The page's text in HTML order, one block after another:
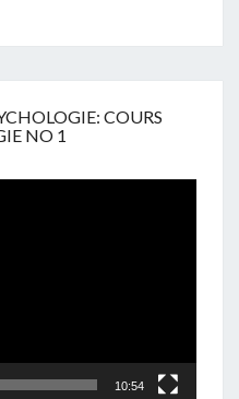
COURS
NO 1
10:54